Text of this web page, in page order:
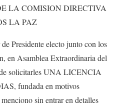
LA COMISION DIRECTIVA
LA PAZ
Presidente electo junto con los
en Asamblea Extraordinaria del
solicitarles UNA LICENCIA
fundada en motivos
sin entrar en detalles